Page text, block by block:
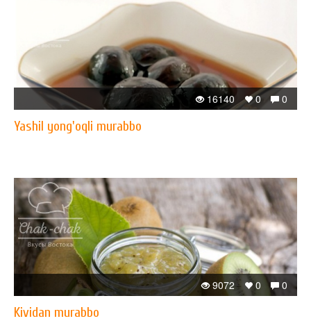
0
0
16140
Yashil yong'oqli murabbo
0
0
9072
Kividan murabbo